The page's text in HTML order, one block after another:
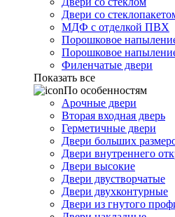
Двери со
МДФ с отделкой ПВХ
Порошковое
Порошковое
Филенчатые двери
Показать все
По особенностям
Арочные двери
Вторая входная дверь
Герметичные двери
Двери больших
Двери внутреннего
Двери высокие
Двери двустворчатые
Двери двухконтурные
Двери из гнутого